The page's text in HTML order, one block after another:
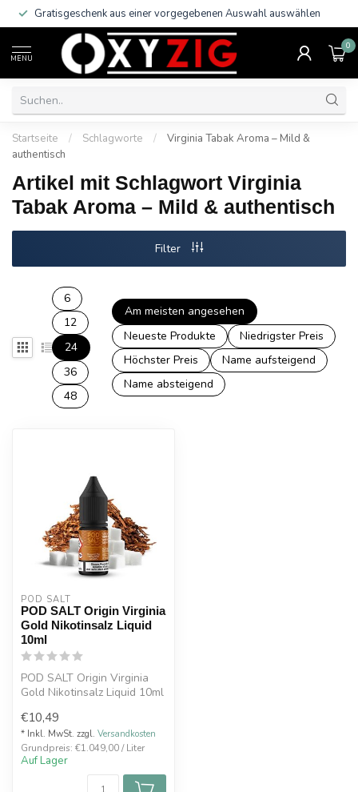
Gratisgeschenk aus einer vorgegebenen Auswahl auswählen
MENU
0
Startseite / Schlagworte /
Virginia Tabak Aroma – Mild &
authentisch
Artikel mit Schlagwort Virginia
Tabak Aroma – Mild & authentisch
Filter
6
12
24
36
48
Am meisten angesehen
Neueste Produkte
Niedrigster Preis
Höchster Preis
Name aufsteigend
Name absteigend
POD SALT
POD SALT Origin Virginia
Gold Nikotinsalz Liquid
10ml
POD SALT Origin Virginia
Gold Nikotinsalz Liquid 10ml
€10,49
* Inkl. MwSt. zzgl. Versandkosten
Grundpreis: €1.049,00 / Liter
Auf Lager